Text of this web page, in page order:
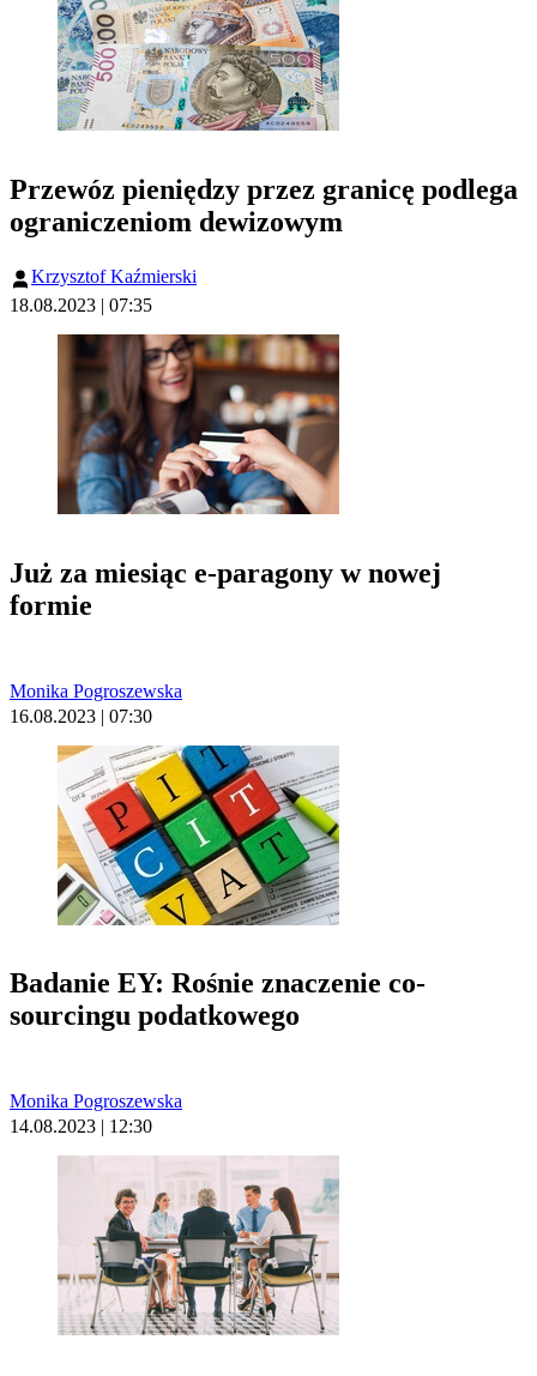
Przewóz pieniędzy przez granicę podlega
ograniczeniom dewizowym
Krzysztof Kaźmierski
18.08.2023 | 07:35
Już za miesiąc e-paragony w nowej
formie
Monika Pogroszewska
16.08.2023 | 07:30
Badanie EY: Rośnie znaczenie co-
sourcingu podatkowego
Monika Pogroszewska
14.08.2023 | 12:30